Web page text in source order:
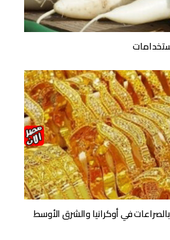
في أوكرانيا والشرق الأوسط